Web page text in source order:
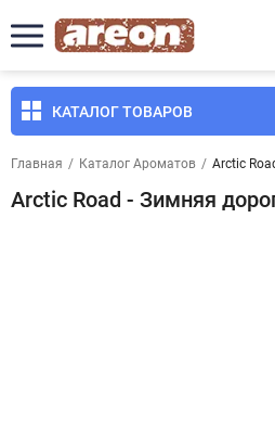
КАТАЛОГ ТОВАРОВ
Главная / Каталог Ароматов / Arctic
Arctic Road - Зимняя